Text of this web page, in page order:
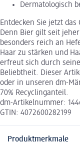
Dermatologisch
Entdecken Sie jetzt
Denn Bier gilt seit
besonders reich an
Haar zu stärken und
erfreut sich durch
Beliebtheit. Dieser
oder in unseren dm-
70% Recyclinganteil.
dm-Artikelnummer:
GTIN: 4072600282199
Produktmerkmale